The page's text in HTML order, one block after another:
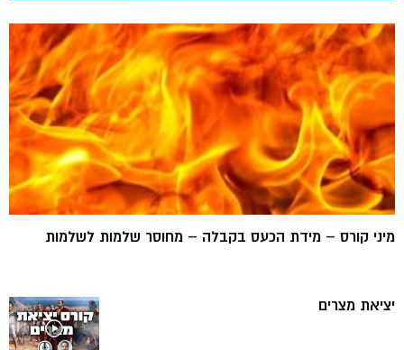
מיני קורס – מידת הכעס בקבלה – מחוסר שלמות לשלמות
יציאת מצרים